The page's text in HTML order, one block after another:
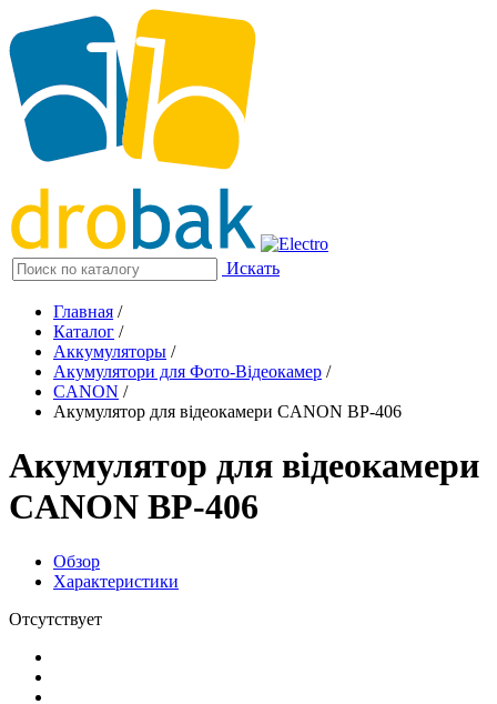
Искать
Главная /
Каталог /
Аккумуляторы /
Акумулятори для Фото-Відеокамер /
CANON /
Акумулятор для відеокамери CANON BP-406
Акумулятор для відеокамери
CANON BP-406
Обзор
Характеристики
Отсутствует